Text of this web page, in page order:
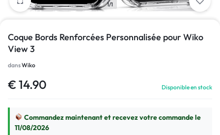
1/1
Coque Bords Renforcées Personnalisée pour Wiko
View 3
dansWiko
€ 14.90 Disponible en stock
Commandez maintenant et recevez votre commande le
11/08/2026